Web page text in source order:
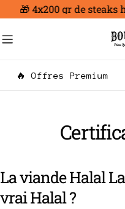
Aller
contenu
🎁 4x200 gr de steaks
🔥 Offres Premium
La viande Halal
vrai Halal ?